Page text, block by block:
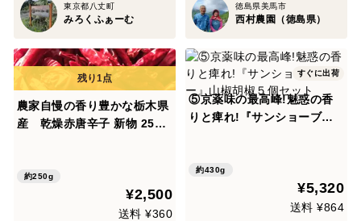
東京都八丈町
みろくふぁーむ
徳島県美馬市
西村農園（徳島県）
農家自慢の香り豊かな栃木県
産 乾燥赤唐辛子 新物 250g
約250g
¥2,500
送料 ¥360
すぐに出荷
⑤京薬味の最高峰!魅惑の香
りと痺れ!『サンショーブギ
約430g
¥5,320
送料 ¥864